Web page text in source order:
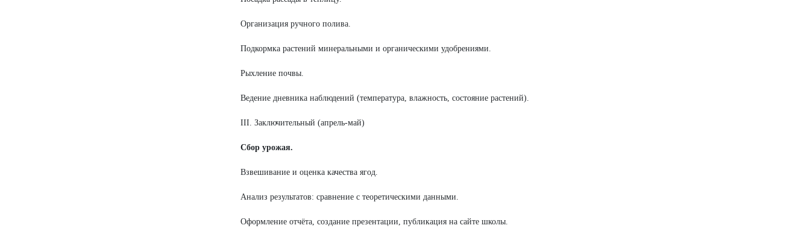
Организация ручного полива.
Подкормка растений минеральными и органическими удобрениями.
Рыхление почвы.
Ведение дневника наблюдений (температура, влажность, состояние растений).
III. Заключительный (апрель-май)
Сбор урожая.
Взвешивание и оценка качества ягод.
Анализ результатов: сравнение с теоретическими данными.
Оформление отчёта, создание презентации, публикация на сайте школы.